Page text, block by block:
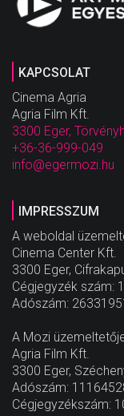
KAPCSOLAT
Cinema Agria
Agria Film Kft.
3300 Eger,
+36-36-999-049
info@egermozi.hu
IMPRESSZUM
A weboldal
Cinema Center Kft.
3300 Eger,
Cégjegyzék szám:
Adószám:
A Mozi
Agria Film Kft.
3300 Eger,
Adószám:
Cégjegyzékszám: